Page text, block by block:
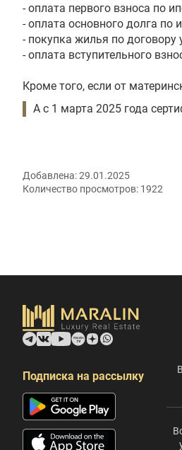
- оплата первого взноса по
- оплата основного долга по
- покупка жилья по
- оплата вступительного
Кроме того, если от
А с 1 марта 2025 года
Добавлена:29.01.2025
Количество просмотров: 1922
Подписка на рассылку